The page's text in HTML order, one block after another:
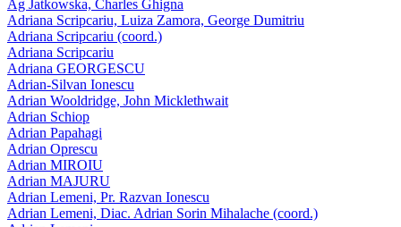
Ag Jatkowska, Charles Ghigna
Adriana Scripcariu, Luiza Zamora, George Dumitriu
Adriana Scripcariu (coord.)
Adriana Scripcariu
Adriana GEORGESCU
Adrian-Silvan Ionescu
Adrian Wooldridge, John Micklethwait
Adrian Schiop
Adrian Papahagi
Adrian Oprescu
Adrian MIROIU
Adrian MAJURU
Adrian Lemeni, Pr. Razvan Ionescu
Adrian Lemeni, Diac. Adrian Sorin Mihalache (coord.)